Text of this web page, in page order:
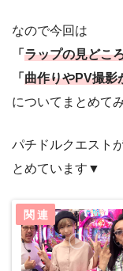
なので今回は
「 ラップの見どこ
「 曲作りやPV撮影
についてまとめて
パチドルクエスト
とめています▼